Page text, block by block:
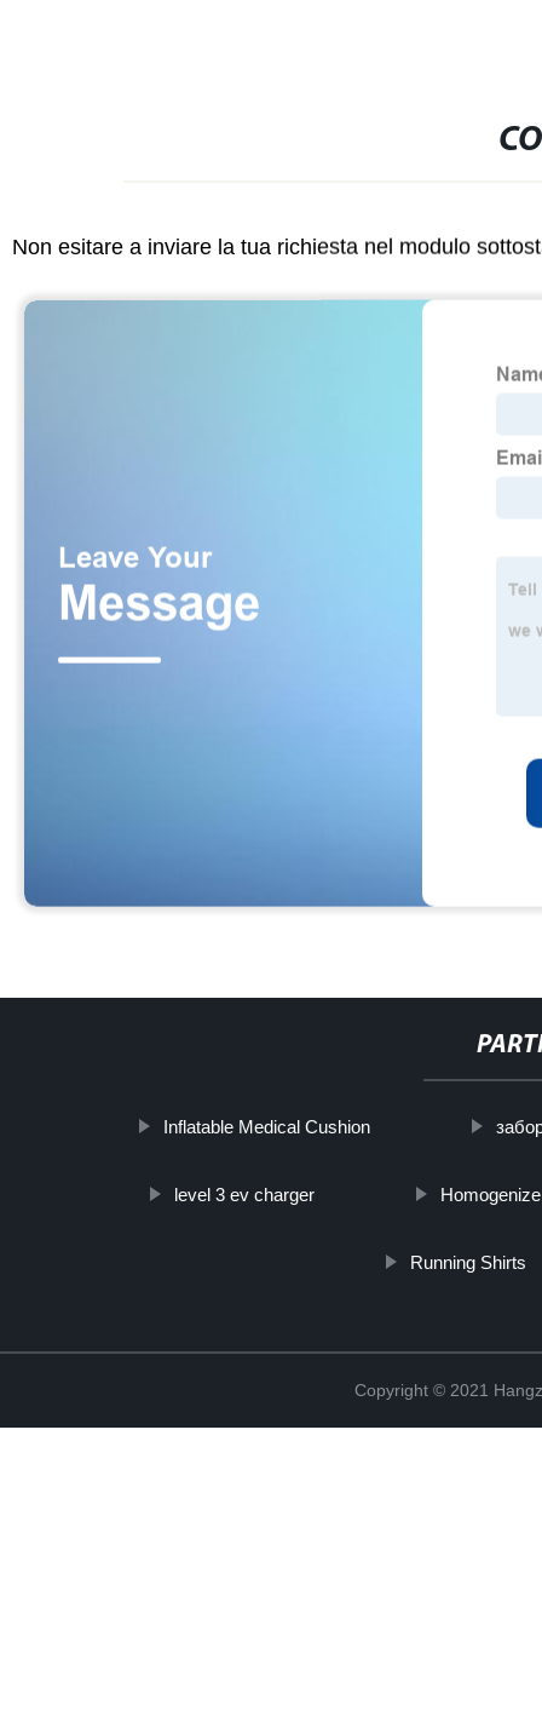
Non esitare a inviare la tua richiesta nel modulo
Inflatable Medical Cushion
level 3 ev charger
Running Shirts
Copyright © 2021